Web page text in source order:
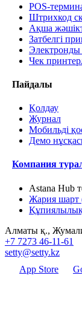
POS-
Штрихкод
Ақша
Затбелгі
Электронды
Чек
Пайдалы
Қолдау
Журнал
Мобильді
Демо
Компания
Astana Hub
Жария шарт
Құпиялылық
Алматы қ.,
+7 7273 46-11-61
setty@setty.kz
App Store